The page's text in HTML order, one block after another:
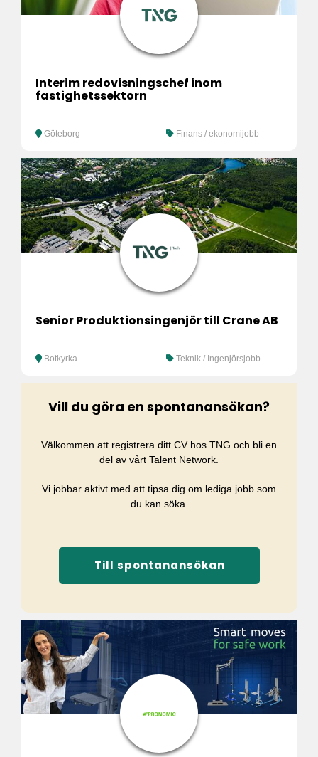
Interim redovisningschef inom
fastighetssektorn
Göteborg Finans / ekonomijobb
Senior Produktionsingenjör till Crane AB
Botkyrka Teknik / Ingenjörsjobb
Vill du göra en spontanansökan?
Välkommen att registrera ditt CV hos TNG och bli en
del av vårt Talent Network.
Vi jobbar aktivt med att tipsa dig om lediga jobb som
du kan söka.
Till spontanansökan